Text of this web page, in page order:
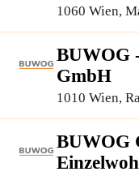
1060 Wien,
BUWOG
GmbH
1010 Wien,
BUWOG